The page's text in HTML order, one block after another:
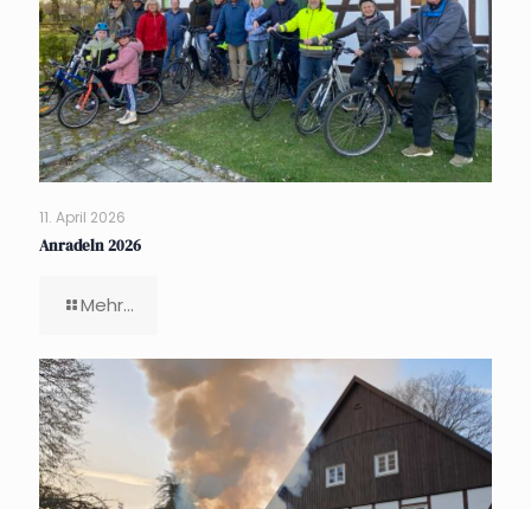
11. April 2026
Anradeln 2026
Mehr...